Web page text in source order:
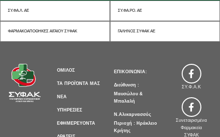
ΣΥ.ΦΑ.Λ. ΑΕ ΣΥ.ΦΑ.ΡΟ. ΑΕ
ΦΑΡΜΑΚΟΑΠΟΘΗΚΕΣ ΑΙΓΑΙΟΥ ΣΥΦΑΚ ΓΑΛΗΝΟΣ ΣΥΦΑΚ ΑΕ
ΟΜΙΛΟΣ
ΤΑ ΠΡΟΪΌΝΤΑ ΜΑΣ
ΝΕΑ
ΥΠΗΡΕΣΙΕΣ
ΕΦΗΜΕΡΕΥΟΝΤΑ
ΕΠΙΚΟΙΝΩΝΙΑ:
Διεύθυνση :
Μαυσώλου &
Μπαλαλή
Ν.Αλικαρνασσός
Περιοχή : Ηράκλειο
Κρήτης
ΣΥ.Φ.Α.Κ
Συνεταιρισμένα
Φαρμακεία
ΣΥΦΑΚ